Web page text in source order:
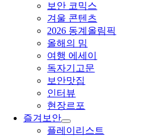
보안 코믹스
겨울 콘텐츠
2026 동계올림픽
올해의 밈
여행 에세이
독자기고문
보안맛집
인터뷰
현장르포
즐겨보안
플레이리스트